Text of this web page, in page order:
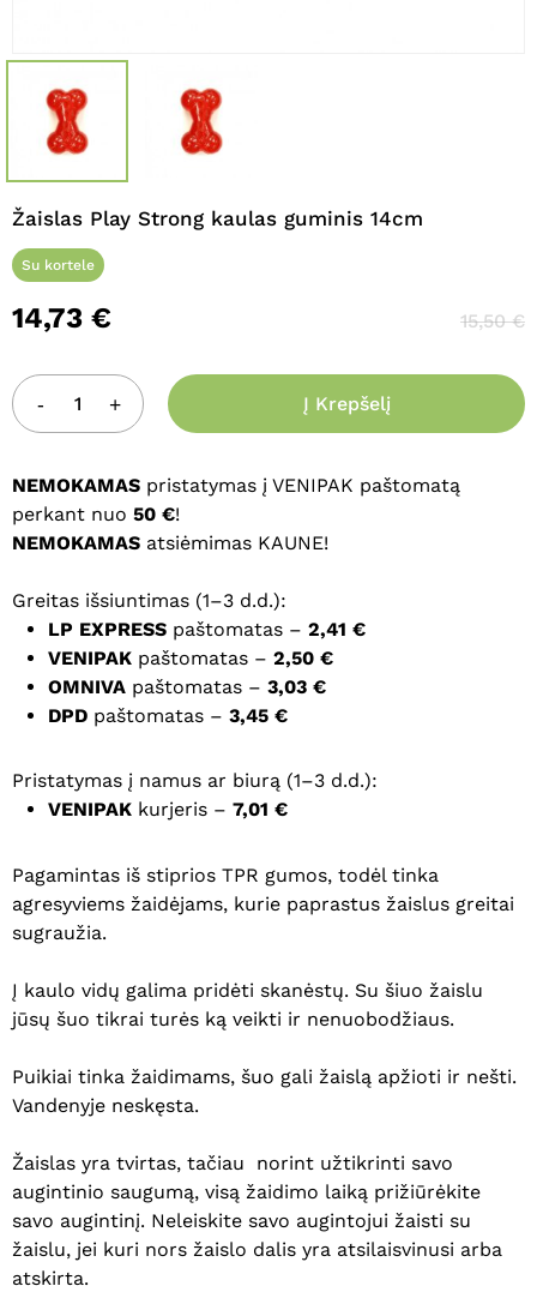
Žaislas Play Strong kaulas guminis 14cm
Su kortele
14,73 € 15,50€
Į Krepšelį
NEMOKAMAS pristatymas į VENIPAK paštomatą
perkant nuo 50 €!
NEMOKAMAS atsiėmimas KAUNE!
Greitas išsiuntimas (1–3 d.d.):
LP EXPRESS paštomatas – 2,41 €
VENIPAK paštomatas – 2,50 €
OMNIVA paštomatas – 3,03 €
DPD paštomatas – 3,45 €
Pristatymas į namus ar biurą (1–3 d.d.):
VENIPAK kurjeris – 7,01 €
Pagamintas iš stiprios TPR gumos, todėl tinka
agresyviems žaidėjams, kurie paprastus žaislus greitai
sugraužia.
Į kaulo vidų galima pridėti skanėstų. Su šiuo žaislu
jūsų šuo tikrai turės ką veikti ir nenuobodžiaus.
Puikiai tinka žaidimams, šuo gali žaislą apžioti ir nešti.
Vandenyje neskęsta.
Žaislas yra tvirtas, tačiau norint užtikrinti savo
augintinio saugumą, visą žaidimo laiką prižiūrėkite
savo augintinį. Neleiskite savo augintojui žaisti su
žaislu, jei kuri nors žaislo dalis yra atsilaisvinusi arba
atskirta.